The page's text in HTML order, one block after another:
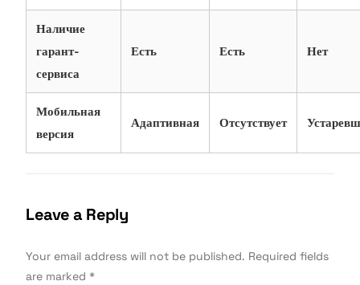
Наличие
гарант-
сервиса
Есть Есть Нет
Мобильная
версия
Адаптивная Отсутствует
Leave a Reply
Your email address will not be published. Required fields
are marked*